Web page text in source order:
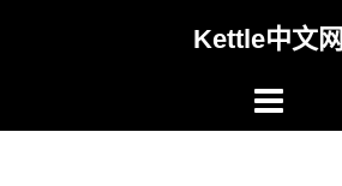
Kettle中文网